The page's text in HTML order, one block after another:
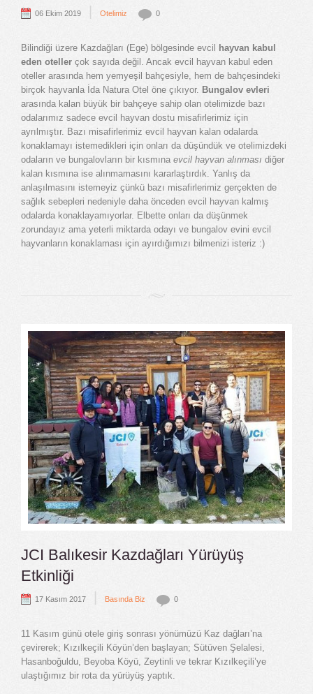
06 Ekim 2019 Otelimiz 0
Bilindiği üzere Kazdağları (Ege) bölgesinde evcil
hayvan kabul
eden oteller çok sayıda değil. Ancak evcil hayvan kabul eden
oteller arasında hem yemyeşil bahçesiyle, hem de bahçesindeki
birçok hayvanla İda Natura Otel öne çıkıyor. Bungalov evleri
arasında kalan büyük bir bahçeye sahip olan otelimizde bazı
odalarımız sadece evcil hayvan dostu misafirlerimiz için
ayrılmıştır. Bazı misafirlerimiz evcil hayvan kalan odalarda
konaklamayı istemedikleri için onları da düşündük ve otelimizdeki
odaların ve bungalovların bir kısmına evcil hayvan alınması diğer
kalan kısmına ise alınmamasını kararlaştırdık. Yanlış da
anlaşılmasını istemeyiz çünkü bazı misafirlerimiz gerçekten de
sağlık sebepleri nedeniyle daha önceden evcil hayvan kalmış
odalarda konaklayamıyorlar. Elbette onları da düşünmek
zorundayız ama yeterli miktarda odayı ve bungalov evini evcil
hayvanların konaklaması için ayırdığımızı bilmenizi isteriz :)
JCI Balıkesir Kazdağları Yürüyüş
Etkinliği
17 Kasım 2017 Basında Biz 0
11 Kasım günü otele giriş sonrası yönümüzü Kaz dağları’na
çevirerek; Kızılkeçili Köyün’den başlayan; Sütüven Şelalesi,
Hasanboğuldu, Beyoba Köyü, Zeytinli ve tekrar Kızılkeçili’ye
ulaştığımız bir rota da yürüyüş yaptık.